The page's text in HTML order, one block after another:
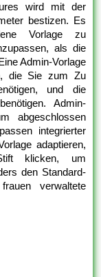
wird mit der
bestizen. Es
Vorlage zu
als die
Admin-Vorlage
die Sie zum Zu
und die
Admin-
abgeschlossen
integrierter
adaptieren,
klicken, um
den Standard-
verwaltete